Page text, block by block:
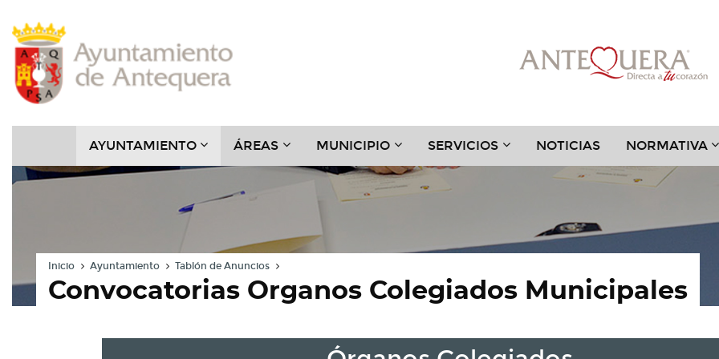
Cabecera
Pie
Menú
AYUNTAMIENTO???
ÁREAS???
MUNICIPIO???
SERVICIOS???
NOTICIAS NORMATIVA???
Inicio Ayuntamiento Tablón de Anuncios
Convocatorias Organos Colegiados Municipales